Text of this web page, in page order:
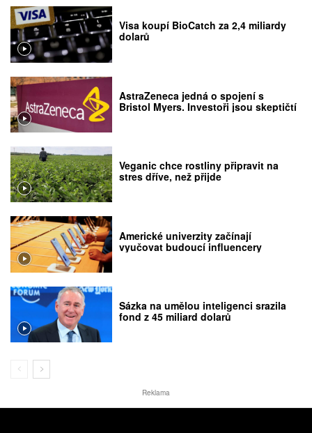
Visa koupí BioCatch za 2,4 miliardy
dolarů
AstraZeneca jedná o spojení s
Bristol Myers. Investoři jsou skeptičtí
Veganic chce rostliny připravit na
stres dříve, než přijde
Americké univerzity začínají
vyučovat budoucí influencery
Sázka na umělou inteligenci srazila
fond z 45 miliard dolarů
Reklama